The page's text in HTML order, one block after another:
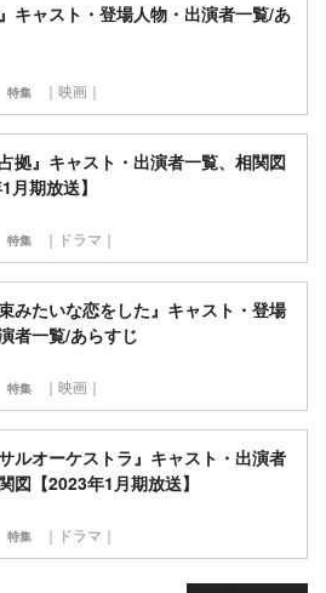
キャスト・登場人物・出演者一覧/あ
特集 ｜映画｜
拠』キャスト・出演者一覧、相関図
月期放送】
特集 ｜ドラマ｜
みたいな恋をした』キャスト・登場
者一覧/あらすじ
特集 ｜映画｜
サルオーケストラ』キャスト・出演者
図【2023年1月期放送】
特集 ｜ドラマ｜